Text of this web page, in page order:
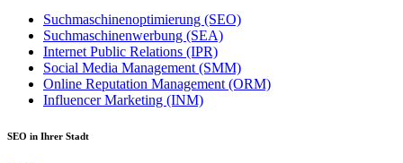
Suchmaschinenoptimierung (SEO)
Suchmaschinenwerbung (SEA)
Internet Public Relations (IPR)
Social Media Management (SMM)
Online Reputation Management (ORM)
Influencer Marketing (INM)
SEO in Ihrer Stadt